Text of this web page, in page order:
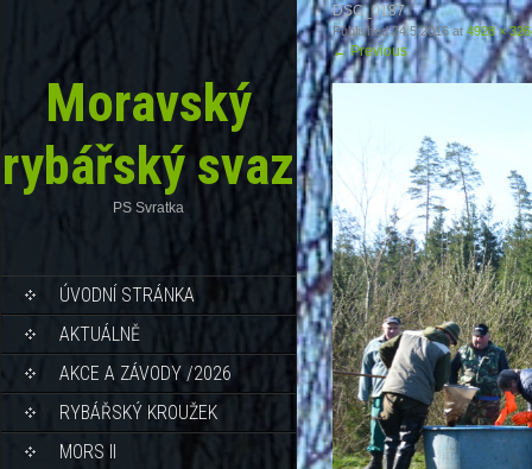
Moravský
rybářský svaz
PS Svratka
ÚVODNÍ STRÁNKA
AKTUÁLNĚ
AKCE A ZÁVODY /2026
RYBÁŘSKÝ KROUŽEK
MORS II
DSC_0187
Published24.5.2016at4928 ×
←Previous